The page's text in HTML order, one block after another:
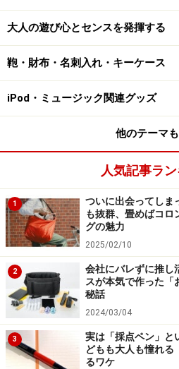
大人の遊び心とセンスを発揮する
鞄・財布・名刺入れ・キーケース
iPod・ミュージック関連グッズ
他のテーマ
人気記事ラ
1
ついに出会ってしま
も抜群、畳めばコロ
グの魅力
2025/02/10
2
会社にバレずに推し
スが本気で作った「
秘話
2024/03/04
3
実は「採点ペン」と
どもも大人も憧れる
るワケ